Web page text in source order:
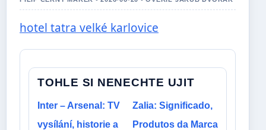
hotel tatra velké karlovice
TOHLE SI NENECHTE UJIT
Inter – Arsenal: TV
vysílání, historie a
Zalia: Significado,
Produtos da Marca